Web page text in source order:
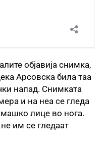
објавија снимка,
Арсовска била таа
напад. Снимката
и на неа се гледа
лице во нога.
им се гледаат